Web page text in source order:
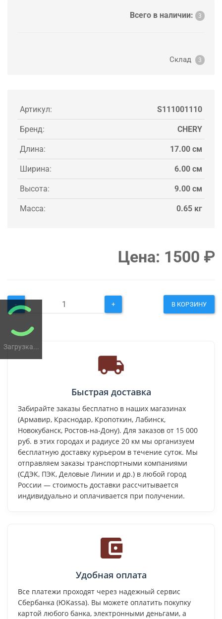
Загрузка...
Всего в наличии: 3
Склад 3
Артикул: S111001110
Бренд: CHERY
Длина: 17.00 см
Ширина: 6.00 см
Высота: 9.00 см
Масса: 0.65 кг
Цена: 1500 ₽
- + В КОРЗИНУ
Быстрая доставка
Забирайте заказы бесплатно в наших магазинах
(Армавир, Краснодар, Кропоткин, Лабинск,
Новокубанск, Ростов-на-Дону). Для заказов от 15 000
руб. в этих городах и радиусе 20 км мы организуем
бесплатную доставку курьером в течение суток. Мы
отправляем заказы транспортными компаниями
(СДЭК, ПЭК, Деловые Линии и др.) в любой город
России — стоимость доставки рассчитывается
индивидуально и оплачивается при получении.
Удобная оплата
Все платежи проходят через надежный сервис
Сбербанка (ЮKassa). Вы можете оплатить покупку
картой любого банка, электронными деньгами, а